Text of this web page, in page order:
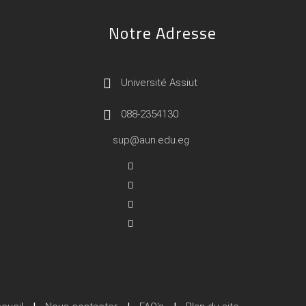
Notre Adresse
Université Assiut
088-2354130
sup@aun.edu.eg